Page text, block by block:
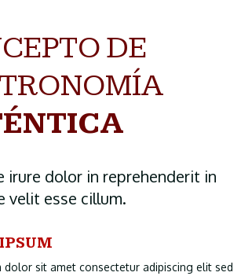
DE
irure dolor in reprehenderit in
velit esse cillum.
dolor sit amet consectetur adipiscing elit sed